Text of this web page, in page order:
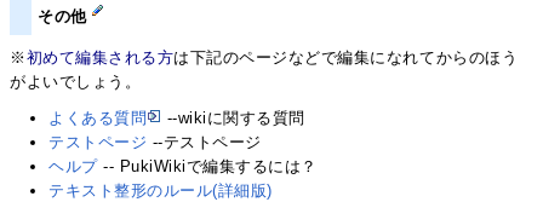
その他
※ 初めて編集される方は下記のページなどで編集になれてからのほう
がよいでしょう。
よくある質問
--wikiに関する質問
テストページ --テストページ
ヘルプ-- PukiWikiで編集するには？
テキスト整形のルール(詳細版)